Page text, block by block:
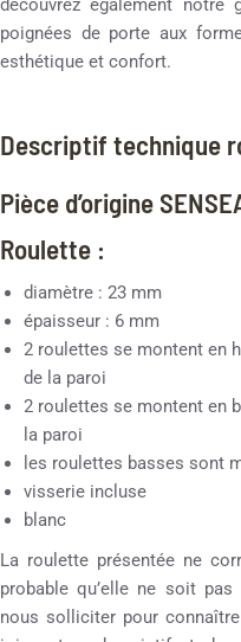
découvrez également notre
poignées de porte aux
esthétique et confort.
Descriptif technique
Pièce d’origine
Roulette :
diamètre : 23 mm
épaisseur : 6 mm
2 roulettes se montent en
de la paroi
2 roulettes se montent en
la paroi
les roulettes basses sont
visserie incluse
blanc
La roulette présentée ne
probable qu’elle ne soit pas
nous solliciter pour